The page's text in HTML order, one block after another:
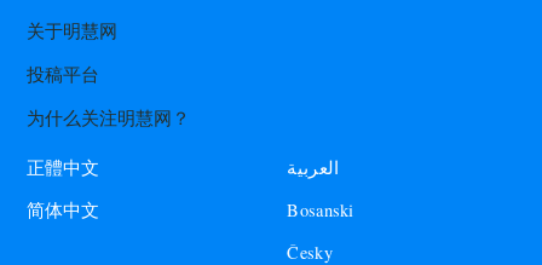
关于明慧网
投稿平台
为什么关注明慧网？
正體中文
简体中文
العربية
Bosanski
Česky